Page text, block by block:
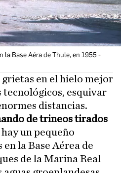
la Base Aéra de Thule, en 1955
en el hielo mejor
tecnológicos, esquivar
distancias.
de trineos tirados
un pequeño
la Base Aérea de
de la Marina Real